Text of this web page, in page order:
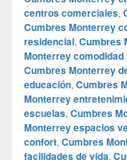
centros comerciales,
Cumbres Monterrey
residencial, Cumbres
Monterrey comodidad
Cumbres Monterrey
educación, Cumbres
Monterrey
escuelas, Cumbres
Monterrey espacios
confort, Cumbres
facilidades de vida,